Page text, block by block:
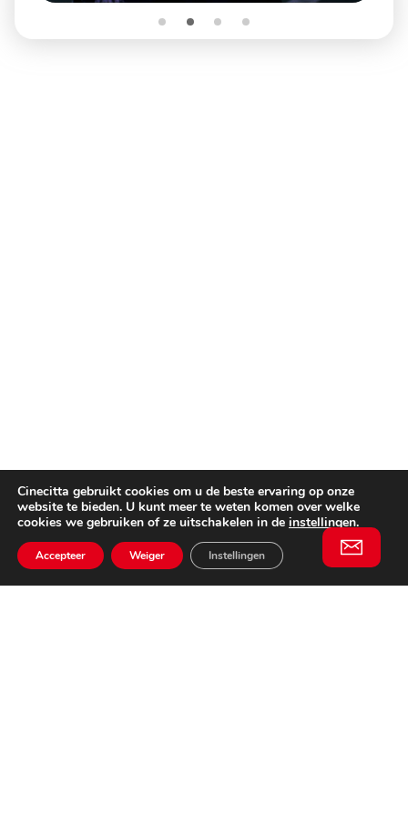
Cinecitta gebruikt cookies om u de beste ervaring op onze
website te bieden. U kunt meer te weten komen over welke
cookies we gebruiken of ze uitschakelen in de instellingen.
Accepteer Weiger Instellingen